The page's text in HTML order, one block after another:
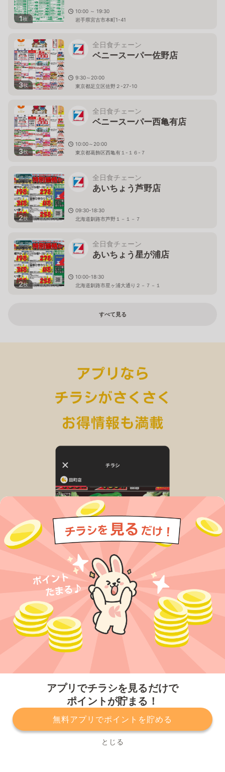
アプリでチラシを見るだけで
ポイントが貯まる！
無料アプリでポイントを貯める
とじる
1枚
10:00 ～ 19:30
岩手県宮古市本町1-41
3枚
全日食チェーン
ベニースーパー佐野店
9:30～20:00
東京都足立区佐野２-27-10
3枚
全日食チェーン
ベニースーパー西亀有店
10:00～20:00
東京都葛飾区西亀有１-１６-７
2枚
全日食チェーン
あいちょう芦野店
09:30-18:30
北海道釧路市芦野１－１－７
2枚
全日食チェーン
あいちょう星が浦店
10:00-18:30
北海道釧路市星ヶ浦大通り２－７－１
すべて見る
プライバシーポリシー 利用規約
運営会社
サービスに関してのお問い合わせ